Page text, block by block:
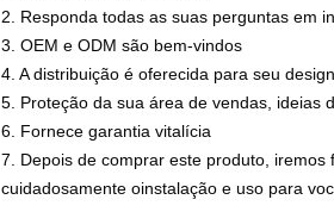
2. Responda todas as suas perguntas em
3. OEM e ODM são bem-vindos
4. A distribuição é oferecida para seu
5. Proteção da sua área de vendas, ideias
6. Fornece garantia vitalícia
7. Depois de comprar este produto,
cuidadosamente oinstalação e uso para